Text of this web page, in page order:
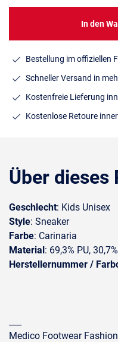
In den
Bestellung im offiziellen
Schneller Versand in
Kostenfreie Lieferung
Kostenlose Retoure
Über dieses
Geschlecht: Kids Unisex
Style: Sneaker
Farbe: Carinaria
Material: 69,3% PU,
Herstellernummer /
Medico Footwear